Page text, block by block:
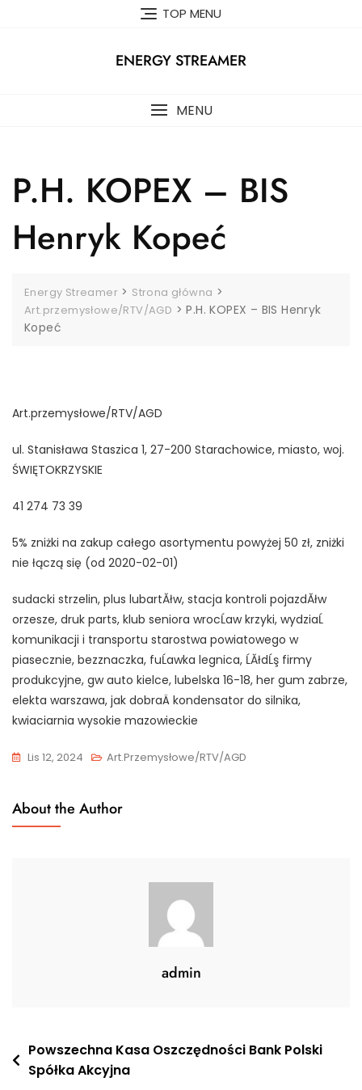
TOP MENU
ENERGY STREAMER
MENU
P.H. KOPEX – BIS
Henryk Kopeć
Energy Streamer > Strona główna >
Art.przemysłowe/RTV/AGD >P.H. KOPEX – BIS Henryk
Kopeć
Art.przemysłowe/RTV/AGD
ul. Stanisława Staszica 1, 27-200 Starachowice, miasto, woj.
ŚWIĘTOKRZYSKIE
41 274 73 39
5% zniżki na zakup całego asortymentu powyżej 50 zł, zniżki
nie łączą się (od 2020-02-01)
sudacki strzelin, plus lubartĂłw, stacja kontroli pojazdĂłw
orzesze, druk parts, klub seniora wrocĹaw krzyki, wydziaĹ
komunikacji i transportu starostwa powiatowego w
piasecznie, bezznaczka, fuĹawka legnica, ĹĂłdĹş firmy
produkcyjne, gw auto kielce, lubelska 16-18, her gum zabrze,
elekta warszawa, jak dobraÄ kondensator do silnika,
kwiaciarnia wysokie mazowieckie
Lis 12, 2024 Art.przemysłowe/RTV/AGD
About the Author
admin
Nawigacja
wpisu
Powszechna Kasa Oszczędności Bank Polski
Spółka Akcyjna